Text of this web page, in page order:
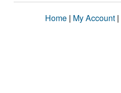
Home | My Account |